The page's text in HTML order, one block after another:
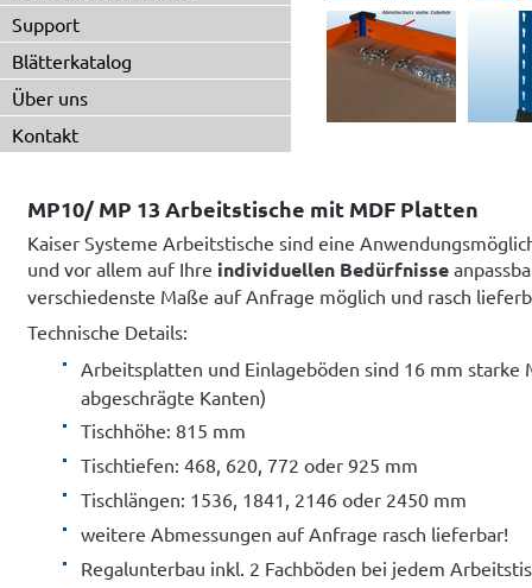
Support
Blätterkatalog
Über uns
Kontakt
MP10/ MP 13 Arbeitstische mit MDF Platten
Kaiser Systeme Arbeitstische sind eine
und vor allem auf Ihre individuellen Bedürfnisse
verschiedenste Maße auf Anfrage möglich und rasch
Technische Details:
Arbeitsplatten und Einlageböden sind 16 mm
abgeschrägte Kanten)
Tischhöhe: 815 mm
Tischtiefen: 468, 620, 772 oder 925 mm
Tischlängen: 1536, 1841, 2146 oder 2450 mm
weitere Abmessungen auf Anfrage rasch lieferbar!
Regalunterbau inkl. 2 Fachböden bei jedem